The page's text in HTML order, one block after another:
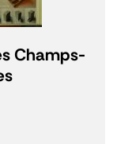
Champs-